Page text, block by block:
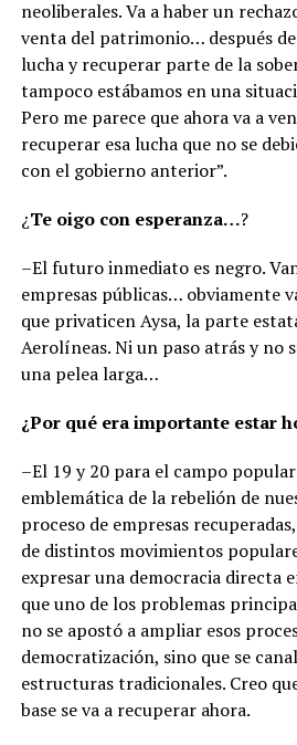
neoliberales. Va a haber un
venta del patrimonio… después
lucha y recuperar parte de la
tampoco estábamos en una
Pero me parece que ahora va a
recuperar esa lucha que no se
con el gobierno anterior”.
¿Te oigo con esperanza…?
–El futuro inmediato es negro.
empresas públicas… obviamente
que privaticen Aysa, la parte
Aerolíneas. Ni un paso atrás y no
una pelea larga…
¿Por qué era importante estar
–El 19 y 20 para el campo
emblemática de la rebelión de
proceso de empresas
de distintos movimientos
expresar una democracia directa
que uno de los problemas
no se apostó a ampliar esos
democratización, sino que se
estructuras tradicionales. Creo
base se va a recuperar ahora.